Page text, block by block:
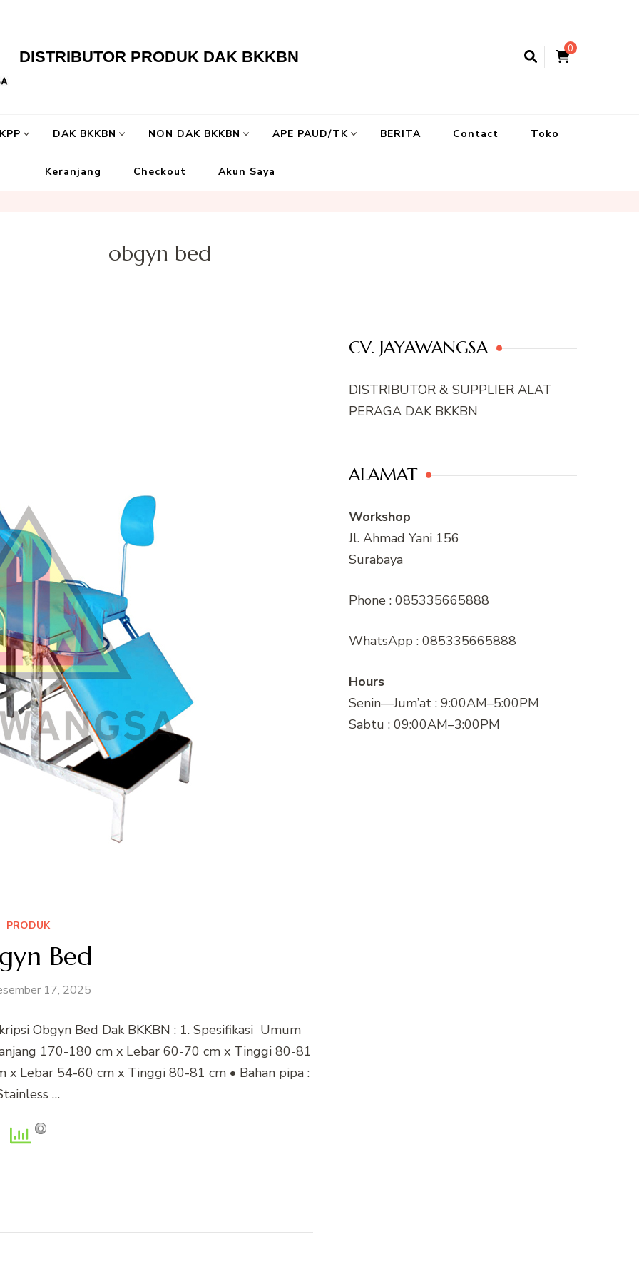
0
DISTRIBUTOR PRODUK DAK BKKBN
DAK BKKBN NON DAK BKKBN APE PAUD/TK BERITA Contact Toko
Keranjang Checkout Akun Saya
obgyn bed
PRODUK
Bed
17, 2025
Obgyn Bed Dak BKKBN : 1. Spesifikasi Umum
170-180 cm x Lebar 60-70 cm x Tinggi 80-81
x Lebar 54-60 cm x Tinggi 80-81 cm • Bahan pipa :
…
CV. JAYAWANGSA
DISTRIBUTOR & SUPPLIER ALAT
PERAGA DAK BKKBN
ALAMAT
Workshop
Jl. Ahmad Yani 156
Surabaya
Phone : 085335665888
WhatsApp : 085335665888
Hours
Senin—Jum’at : 9:00AM–5:00PM
Sabtu : 09:00AM–3:00PM